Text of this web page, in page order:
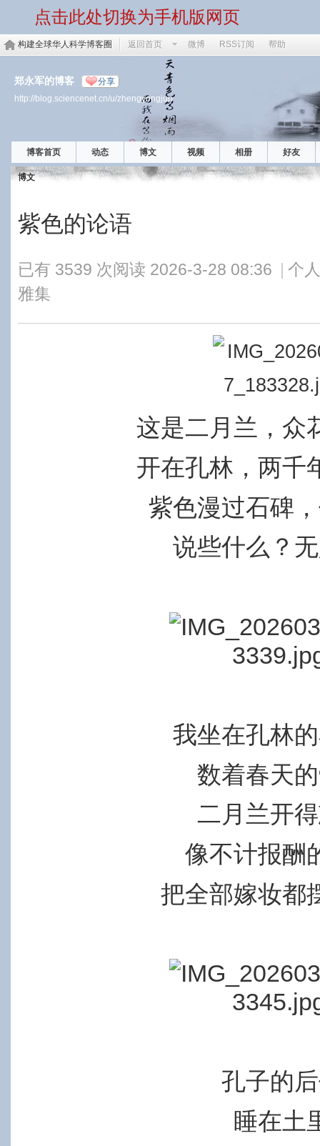
点击此处切换为手机版网页
构建全球华人科学博客圈 返回首页 微博 RSS订阅 帮助
郑永军的博客 分享
http://blog.sciencenet.cn/u/zhengyongjun
博客首页 动态 博文 视频 相册 好友
博文
紫色的论语
已有 3539 次阅读 2026-3-28 08:36
个
雅集
这是二月兰，众
开在孔林，两千
紫色漫过石碑
说些什么？
我坐在孔林
数着春天
二月兰开
像不计报酬
把全部嫁妆都
孔子的
睡在土